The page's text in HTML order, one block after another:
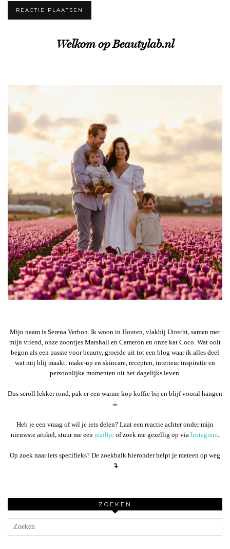
Welkom op Beautylab.nl
Mijn naam is Serena Verbon. Ik woon in Houten, vlakbij Utrecht, samen met
mijn vriend, onze zoontjes Marshall en Cameron en onze kat Coco. Wat ooit
begon als een passie voor beauty, groeide uit tot een blog waar ik alles deel
wat mij blij maakt: make-up en skincare, recepten, interieur inspiratie en
persoonlijke momenten uit het dagelijks leven.
Dus scroll lekker rond, pak er een warme kop koffie bij en blijf vooral hangen
☕︎
Heb je een vraag of wil je iets delen? Laat een reactie achter onder mijn
nieuwste artikel, stuur me een mailtje of zoek me gezellig op via Instagram.
Op zoek naar iets specifieks? De zoekbalk hieronder helpt je meteen op weg
↴
ZOEKEN